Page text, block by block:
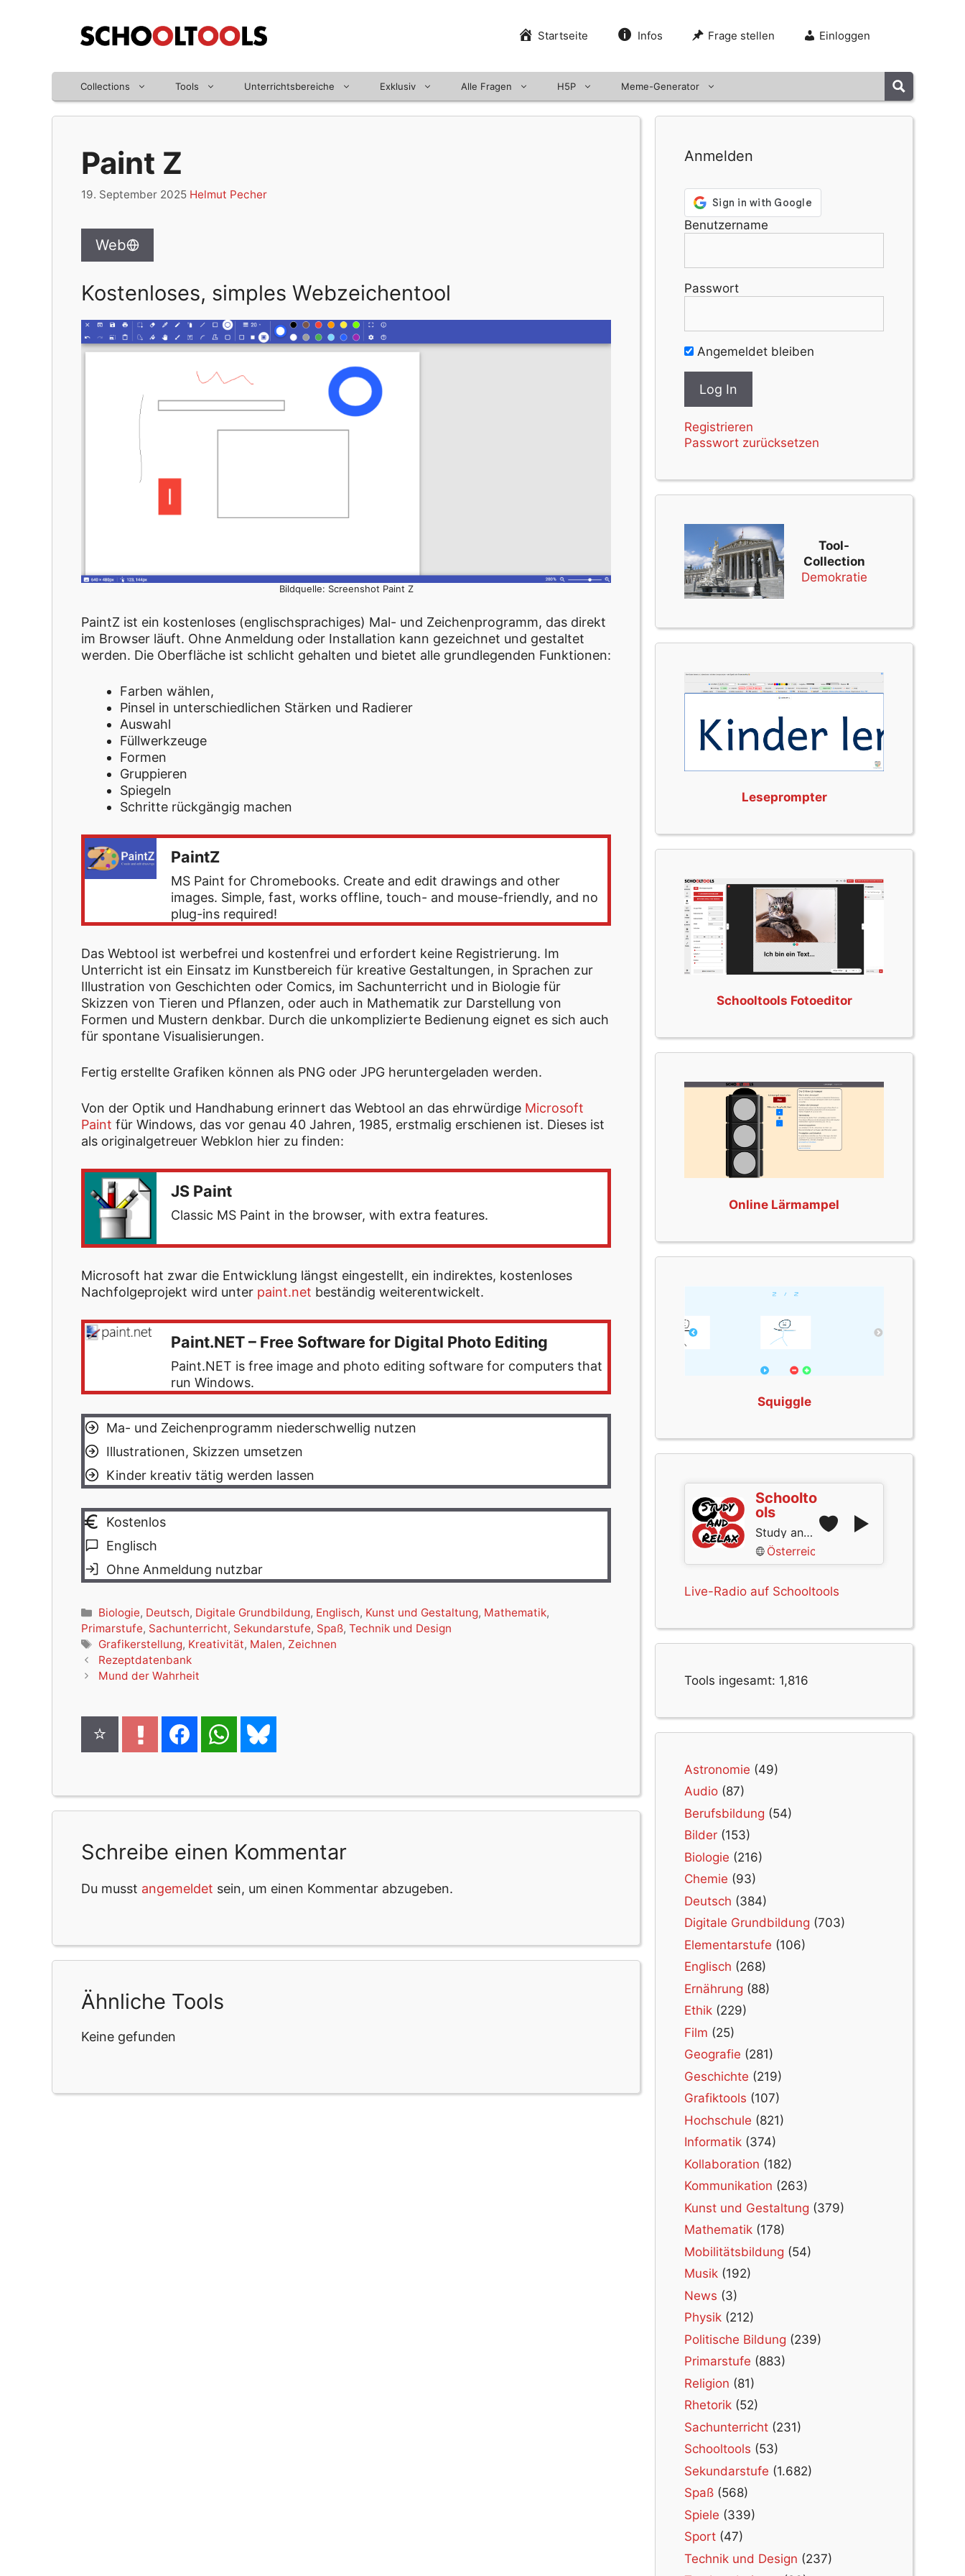
Startseite Infos Frage stellen Einloggen
Collections Tools Unterrichtsbereiche Exklusiv Alle Fragen H5P Meme-Generator
Paint Z
19. September 2025 Helmut Pecher
Web
Kostenloses, simples Webzeichentool
Bildquelle: Screenshot Paint Z
PaintZ ist ein kostenloses (englischsprachiges) Mal- und Zeichenprogramm, das direkt
im Browser läuft. Ohne Anmeldung oder Installation kann gezeichnet und gestaltet
werden. Die Oberfläche ist schlicht gehalten und bietet alle grundlegenden Funktionen:
Farben wählen,
Pinsel in unterschiedlichen Stärken und Radierer
Auswahl
Füllwerkzeuge
Formen
Gruppieren
Spiegeln
Schritte rückgängig machen
PaintZ
MS Paint for Chromebooks. Create and edit drawings and other
images. Simple, fast, works offline, touch- and mouse-friendly, and no
plug-ins required!
Das Webtool ist werbefrei und kostenfrei und erfordert keine Registrierung. Im
Unterricht ist ein Einsatz im Kunstbereich für kreative Gestaltungen, in Sprachen zur
Illustration von Geschichten oder Comics, im Sachunterricht und in Biologie für
Skizzen von Tieren und Pflanzen, oder auch in Mathematik zur Darstellung von
Formen und Mustern denkbar. Durch die unkomplizierte Bedienung eignet es sich auch
für spontane Visualisierungen.
Fertig erstellte Grafiken können als PNG oder JPG heruntergeladen werden.
Von der Optik und Handhabung erinnert das Webtool an das ehrwürdige Microsoft
Paint für Windows, das vor genau 40 Jahren, 1985, erstmalig erschienen ist. Dieses ist
als originalgetreuer Webklon hier zu finden:
JS Paint
Classic MS Paint in the browser, with extra features.
Microsoft hat zwar die Entwicklung längst eingestellt, ein indirektes, kostenloses
Nachfolgeprojekt wird unter paint.net beständig weiterentwickelt.
Paint.NET – Free Software for Digital Photo Editing
Paint.NET is free image and photo editing software for computers that
run Windows.
Ma- und Zeichenprogramm niederschwellig nutzen
Illustrationen, Skizzen umsetzen
Kinder kreativ tätig werden lassen
Kostenlos
Englisch
Ohne Anmeldung nutzbar
Kategorien
Biologie, Deutsch, Digitale Grundbildung, Englisch, Kunst und Gestaltung, Mathematik,
Primarstufe, Sachunterricht, Sekundarstufe, Spaß, Technik und Design
Schlagwörter
Grafikerstellung, Kreativität, Malen, Zeichnen
Rezeptdatenbank
Mund der Wahrheit
Schreibe einen Kommentar
Du musst angemeldet sein, um einen Kommentar abzugeben.
Ähnliche Tools
Keine gefunden
Anmelden
Benutzername
Passwort
Angemeldet bleiben
Registrieren
Passwort zurücksetzen
Tool-
Collection
Demokratie
Leseprompter
Schooltools Fotoeditor
Online Lärmampel
Squiggle
Schoolto
ols
Study and Relax
Österreich
Live-Radio auf Schooltools
Tools ingesamt: 1,816
Astronomie (49)
Audio (87)
Berufsbildung (54)
Bilder (153)
Biologie (216)
Chemie (93)
Deutsch (384)
Digitale Grundbildung (703)
Elementarstufe (106)
Englisch (268)
Ernährung (88)
Ethik (229)
Film (25)
Geografie (281)
Geschichte (219)
Grafiktools (107)
Hochschule (821)
Informatik (374)
Kollaboration (182)
Kommunikation (263)
Kunst und Gestaltung (379)
Mathematik (178)
Mobilitätsbildung (54)
Musik (192)
News (3)
Physik (212)
Politische Bildung (239)
Primarstufe (883)
Religion (81)
Rhetorik (52)
Sachunterricht (231)
Schooltools (53)
Sekundarstufe (1.682)
Spaß (568)
Spiele (339)
Sport (47)
Technik und Design (237)